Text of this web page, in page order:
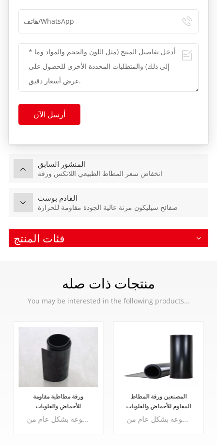
أرسل الآن
المنشور السابق
انخفاض سعر المطاط الطبيعي اللاتكس ورقة
القادم بوست
صفائح سيليكون مرنة عالية الجودة مقاومة للحرارة
فئات المنتج
منتجات ذات صله
You may be interested in the following products...
ورقة مطاطية مقاومة
للأحماض والقلويات
يتم استخدام صفائح مطاطية مقاومة للأحماض والقلويات السوداء في الوسط الحمضي والقلوي وليس من السهل توسيعها أو تقلصها أو تليينها أو هشاشتها.إن وسط عمل الصفائح المطاطية المقاومة للأحماض والقلويات هو حمض مخفف، غسول مخفف أو حمض قوي، قلويات قوية ومواد كيميائية أخرى. مصنوعة بشكل عام من NR، CR، EPDM ومطاط الفلور. تستخدم كبطانة مقاومة للأحماض والقلويات، وحشية وحلقة مطاطية.
المصنعين ورقة المطاط
المقاوم للأحماض والقلويات
يتم استخدام صفائح مطاطية مقاومة للأحماض والقلويات السوداء في الوسط الحمضي والقلوي وليس من السهل توسيعها أو تقلصها أو تليينها أو هشاشتها.إن وسط عمل الصفائح المطاطية المقاومة للأحماض والقلويات هو حمض مخفف، غسول مخفف أو حمض قوي، قلويات قوية ومواد كيميائية أخرى. مصنوعة بشكل عام من NR، CR، EPDM ومطاط الفلور. تستخدم كبطانة مقاومة للأحماض والقلويات، وحشية وحلقة مطاطية.